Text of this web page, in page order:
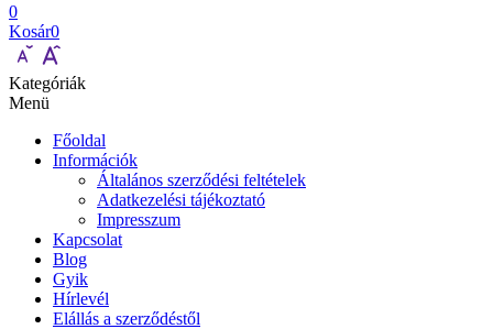
0
Kosár0
Kategóriák
Menü
Főoldal
Információk
Általános szerződési feltételek
Adatkezelési tájékoztató
Impresszum
Kapcsolat
Blog
Gyik
Hírlevél
Elállás a szerződéstől